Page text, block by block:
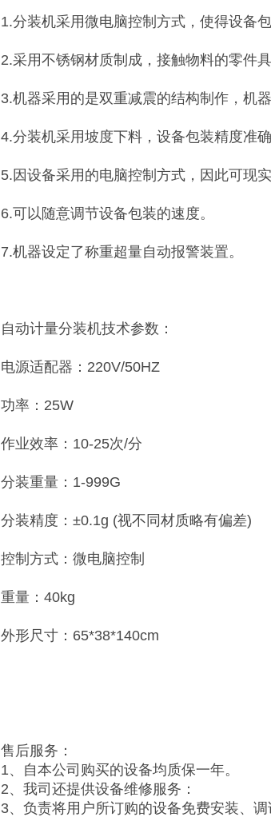
1.分装机采用微电脑控制方式，使得设备
2.采用不锈钢材质制成，接触物料的零件
3.机器采用的是双重减震的结构制作，机
4.分装机采用坡度下料，设备包装精度准确
5.因设备采用的电脑控制方式，因此可现
6.可以随意调节设备包装的速度。
7.机器设定了称重超量自动报警装置。
自动计量分装机技术参数：
电源适配器：220V/50HZ
功率：25W
作业效率：10-25次/分
分装重量：1-999G
分装精度：±0.1g (视不同材质略有偏差)
控制方式：微电脑控制
重量：40kg
外形尺寸：65*38*140cm
售后服务：
1、自本公司购买的设备均质保一年。
2、我司还提供设备维修服务：
3、负责将用户所订购的设备免费安装、调